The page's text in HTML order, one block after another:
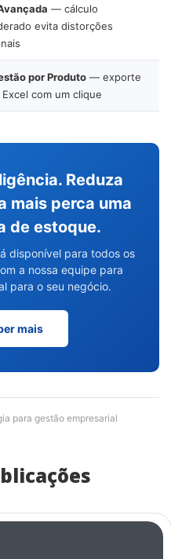
— cálculo
evita distorções
por Produto — exporte
Excel com um clique
Reduza
mais perca uma
de estoque.
disponível para todos os
a nossa equipe para
para o seu negócio.
mais
para gestão empresarial